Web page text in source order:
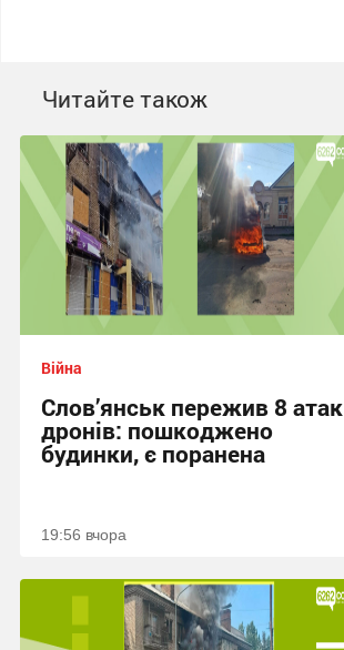
Читайте також
Війна
Слов’янськ пережив 8 атак
дронів: пошкоджено
будинки, є поранена
19:56 вчора